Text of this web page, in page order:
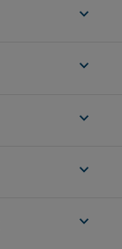
expand_more
expand_more
expand_more
expand_more
expand_more